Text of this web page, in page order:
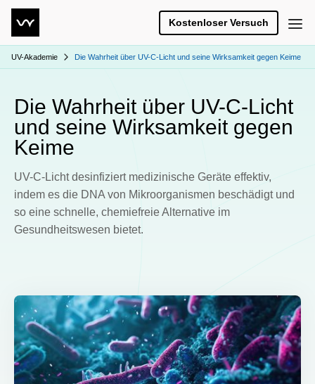
Kostenloser Versuch
UV-Akademie Die Wahrheit über UV-C-Licht und seine Wirksamkeit gegen Keime
Die Wahrheit über UV-C-Licht
und seine Wirksamkeit gegen
Keime
UV-C-Licht desinfiziert medizinische Geräte effektiv,
indem es die DNA von Mikroorganismen beschädigt und
so eine schnelle, chemiefreie Alternative im
Gesundheitswesen bietet.